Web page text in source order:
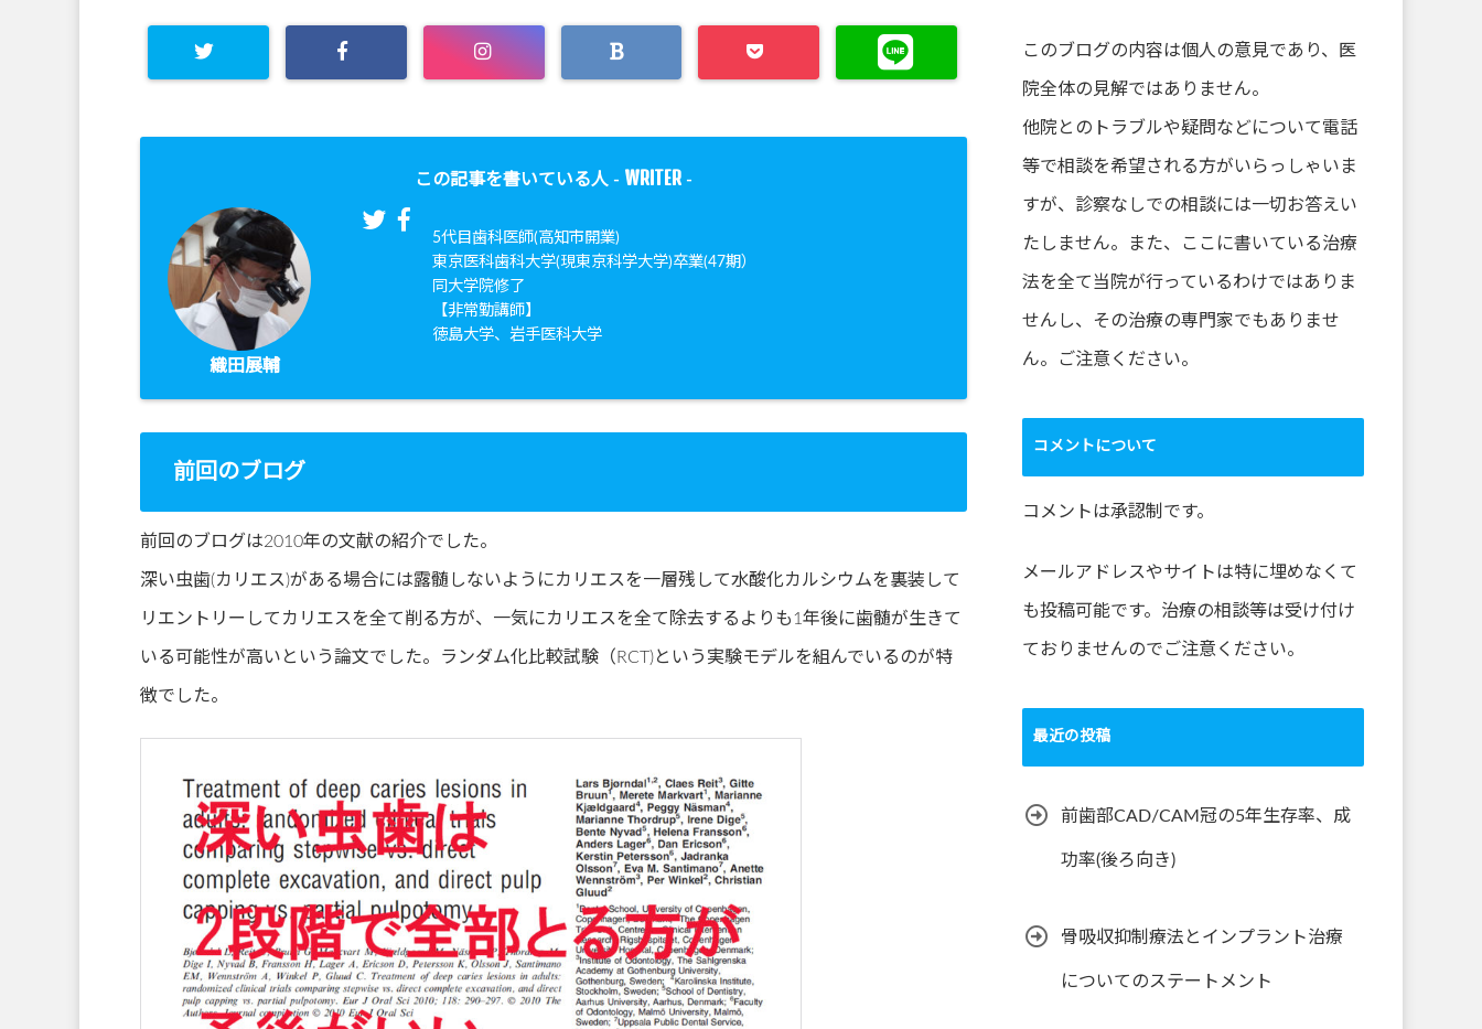
この記事を書いている人 - WRITER -
織田展輔
5代目歯科医師(高知市開業)
東京医科歯科大学(現東京科学大学)卒業(47期）
同大学院修了
【非常勤講師】
徳島大学、岩手医科大学
前回のブログ
前回のブログは2010年の文献の紹介でした。
深い虫歯(カリエス)がある場合には露髄しないようにカリエスを一層残して水酸化カルシウムを裏装して
リエントリーしてカリエスを全て削る方が、一気にカリエスを全て除去するよりも1年後に歯髄が生きて
いる可能性が高いという論文でした。ランダム化比較試験（RCT)という実験モデルを組んでいるのが特
徴でした。
このブログの内容は個人の意見であり、医
院全体の見解ではありません。
他院とのトラブルや疑問などについて電話
等で相談を希望される方がいらっしゃいま
すが、診察なしでの相談には一切お答えい
たしません。また、ここに書いている治療
法を全て当院が行っているわけではありま
せんし、その治療の専門家でもありませ
ん。ご注意ください。
コメントについて
コメントは承認制です。
メールアドレスやサイトは特に埋めなくて
も投稿可能です。治療の相談等は受け付け
ておりませんのでご注意ください。
最近の投稿
前歯部CAD/CAM冠の5年生存率、成
功率(後ろ向き)
骨吸収抑制療法とインプラント治療
についてのステートメント